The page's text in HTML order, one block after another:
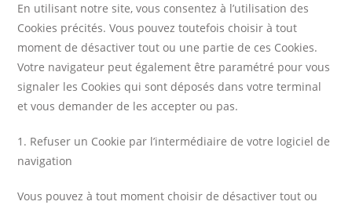
En utilisant notre site, vous consentez à l’utilisation des
Cookies précités. Vous pouvez toutefois choisir à tout
moment de désactiver tout ou une partie de ces Cookies.
Votre navigateur peut également être paramétré pour vous
signaler les Cookies qui sont déposés dans votre terminal
et vous demander de les accepter ou pas.
1. Refuser un Cookie par l’intermédiaire de votre logiciel de
navigation
Vous pouvez à tout moment choisir de désactiver tout ou